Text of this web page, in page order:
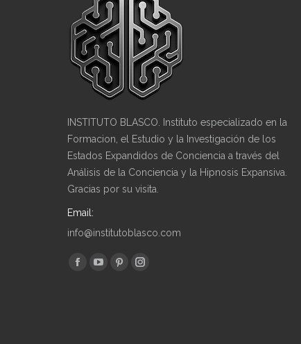
INSTITUTO BLASCO. Instituto especializado en la
Formacion, el Estudio y la Investigación de los
Estados Expandidos de Conciencia a través del
Análisis de la Conciencia y la Hipnosis Expansiva.
Gracias por su visita.
Email:
info@institutoblasco.com
Encuéntranos en:
FacebookYouTube
PinterestInstagram